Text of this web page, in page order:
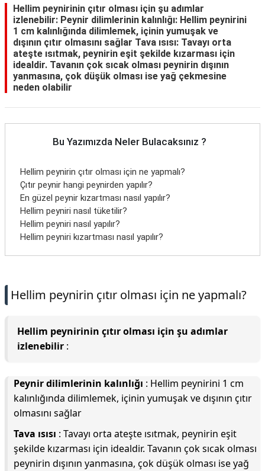
Hukuk
Blog
Hellim peynirinin çıtır olması için şu adımlar
izlenebilir: Peynir dilimlerinin kalınlığı: Hellim peynirini
1 cm kalınlığında dilimlemek, içinin yumuşak ve
dışının çıtır olmasını sağlar Tava ısısı: Tavayı orta
ateşte ısıtmak, peynirin eşit şekilde kızarması için
idealdir. Tavanın çok sıcak olması peynirin dışının
yanmasına, çok düşük olması ise yağ çekmesine
neden olabilir
Bu Yazımızda Neler Bulacaksınız ?
Hellim peynirin çıtır olması için ne yapmalı?
Çıtır peynir hangi peynirden yapılır?
En güzel peynir kızartması nasıl yapılır?
Hellim peyniri nasıl tüketilir?
Hellim peyniri nasıl yapılır?
Hellim peyniri kızartması nasıl yapılır?
Hellim peynirin çıtır olması için ne yapmalı?
Hellim peynirinin çıtır olması için şu adımlar
izlenebilir :
Peynir dilimlerinin kalınlığı : Hellim peynirini 1 cm
kalınlığında dilimlemek, içinin yumuşak ve dışının çıtır
olmasını sağlar
Tava ısısı : Tavayı orta ateşte ısıtmak, peynirin eşit
şekilde kızarması için idealdir. Tavanın çok sıcak olması
peynirin dışının yanmasına, çok düşük olması ise yağ